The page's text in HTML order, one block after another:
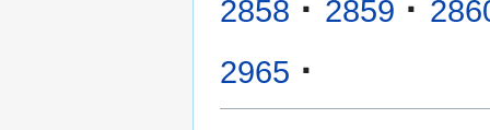
2858
2859
2965 ·